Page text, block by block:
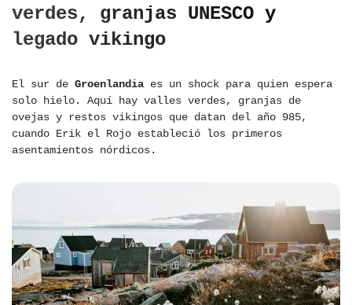
verdes, granjas UNESCO y
legado vikingo
El sur de Groenlandia es un shock para quien espera
solo hielo. Aquí hay valles verdes, granjas de
ovejas y restos vikingos que datan del año 985,
cuando Erik el Rojo estableció los primeros
asentamientos nórdicos.